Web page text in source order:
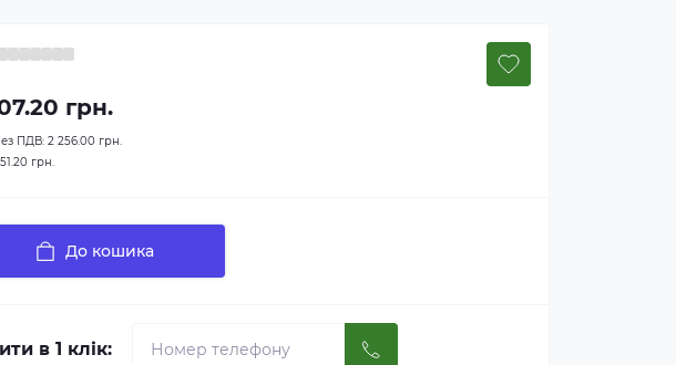
грн.
ПДВ: 2 256.00 грн.
грн.
До кошика
в 1 клік: